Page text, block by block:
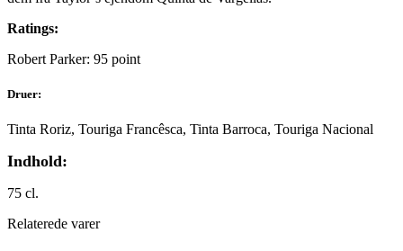
Ratings:
Robert Parker: 95 point
Druer:
Tinta Roriz, Touriga Francêsca, Tinta Barroca, Touriga Nacional
Indhold:
75 cl.
Relaterede varer